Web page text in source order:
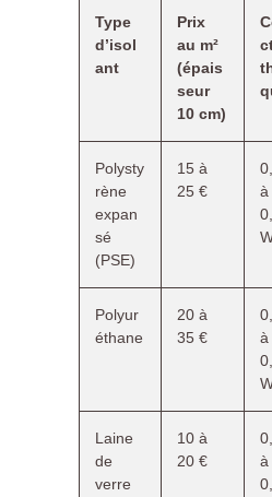
Type
d’isol
ant
Prix
au m²
(épais
seur
10 cm)
Polysty
rène
expan
sé
(PSE)
15 à
25 €
à
Polyur
éthane
20 à
35 €
à
Laine
de
verre
10 à
20 €
à